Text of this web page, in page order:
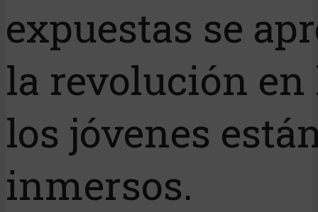
expuestas se
la revolución en
los jóvenes
inmersos.